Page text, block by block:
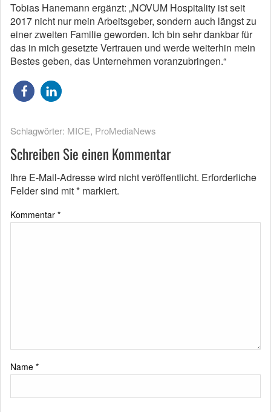
Tobias Hanemann ergänzt: „NOVUM Hospitality ist seit
2017 nicht nur mein Arbeitsgeber, sondern auch längst zu
einer zweiten Familie geworden. Ich bin sehr dankbar für
das in mich gesetzte Vertrauen und werde weiterhin mein
Bestes geben, das Unternehmen voranzubringen.“
Schlagwörter: MICE, ProMediaNews
Schreiben Sie einen Kommentar
Ihre E-Mail-Adresse wird nicht veröffentlicht. Erforderliche
Felder sind mit* markiert.
Kommentar *
Name *